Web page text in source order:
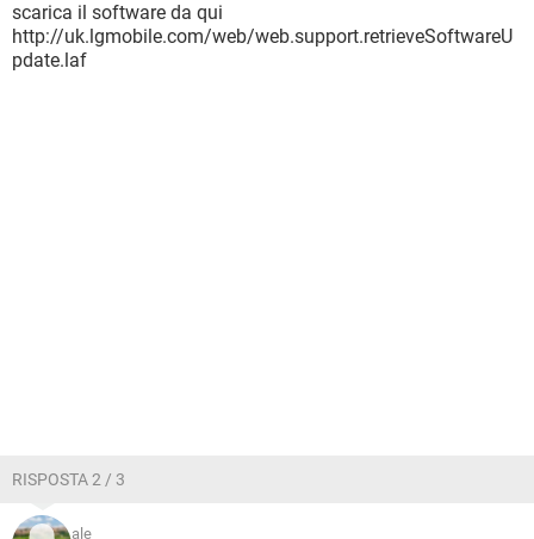
scarica il software da qui
http://uk.lgmobile.com/web/web.support.retrieveSoftwareU
pdate.laf
RISPOSTA 2 / 3
ale